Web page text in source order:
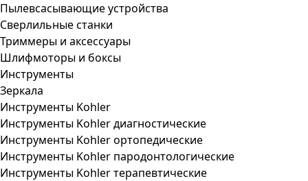
Пылевсасывающие устройства
Сверлильные станки
Триммеры и аксессуары
Шлифмоторы и боксы
Инструменты
Зеркала
Инструменты Kohler
Инструменты Kohler диагностические
Инструменты Kohler ортопедические
Инструменты Kohler пародонтологические
Инструменты Kohler терапевтические